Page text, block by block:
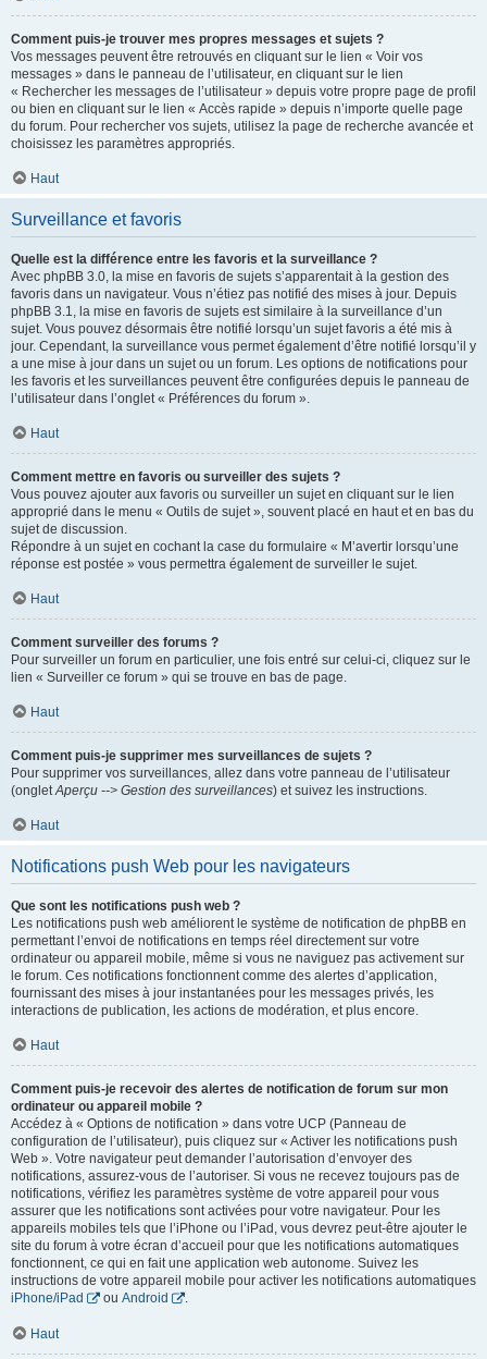
Comment puis-je trouver mes propres messages et sujets ?
Vos messages peuvent être retrouvés en cliquant sur le lien « Voir vos
messages » dans le panneau de l’utilisateur, en cliquant sur le lien
« Rechercher les messages de l’utilisateur » depuis votre propre page de profil
ou bien en cliquant sur le lien « Accès rapide » depuis n’importe quelle page
du forum. Pour rechercher vos sujets, utilisez la page de recherche avancée et
choisissez les paramètres appropriés.
Haut
Surveillance et favoris
Quelle est la différence entre les favoris et la surveillance ?
Avec phpBB 3.0, la mise en favoris de sujets s’apparentait à la gestion des
favoris dans un navigateur. Vous n’étiez pas notifié des mises à jour. Depuis
phpBB 3.1, la mise en favoris de sujets est similaire à la surveillance d’un
sujet. Vous pouvez désormais être notifié lorsqu’un sujet favoris a été mis à
jour. Cependant, la surveillance vous permet également d’être notifié lorsqu’il y
a une mise à jour dans un sujet ou un forum. Les options de notifications pour
les favoris et les surveillances peuvent être configurées depuis le panneau de
l’utilisateur dans l’onglet « Préférences du forum ».
Haut
Comment mettre en favoris ou surveiller des sujets ?
Vous pouvez ajouter aux favoris ou surveiller un sujet en cliquant sur le lien
approprié dans le menu « Outils de sujet », souvent placé en haut et en bas du
sujet de discussion.
Répondre à un sujet en cochant la case du formulaire « M’avertir lorsqu’une
réponse est postée » vous permettra également de surveiller le sujet.
Haut
Comment surveiller des forums ?
Pour surveiller un forum en particulier, une fois entré sur celui-ci, cliquez sur le
lien « Surveiller ce forum » qui se trouve en bas de page.
Haut
Comment puis-je supprimer mes surveillances de sujets ?
Pour supprimer vos surveillances, allez dans votre panneau de l’utilisateur
(ongletAperçu --> Gestion des surveillances) et suivez les instructions.
Haut
Notifications push Web pour les navigateurs
Que sont les notifications push web ?
Les notifications push web améliorent le système de notification de phpBB en
permettant l’envoi de notifications en temps réel directement sur votre
ordinateur ou appareil mobile, même si vous ne naviguez pas activement sur
le forum. Ces notifications fonctionnent comme des alertes d’application,
fournissant des mises à jour instantanées pour les messages privés, les
interactions de publication, les actions de modération, et plus encore.
Haut
Comment puis-je recevoir des alertes de notification de forum sur mon
ordinateur ou appareil mobile ?
Accédez à « Options de notification » dans votre UCP (Panneau de
configuration de l’utilisateur), puis cliquez sur « Activer les notifications push
Web ». Votre navigateur peut demander l’autorisation d’envoyer des
notifications, assurez-vous de l’autoriser. Si vous ne recevez toujours pas de
notifications, vérifiez les paramètres système de votre appareil pour vous
assurer que les notifications sont activées pour votre navigateur. Pour les
appareils mobiles tels que l’iPhone ou l’iPad, vous devrez peut-être ajouter le
site du forum à votre écran d’accueil pour que les notifications automatiques
fonctionnent, ce qui en fait une application web autonome. Suivez les
instructions de votre appareil mobile pour activer les notifications automatiques
iPhone/iPad
ou Android .
Haut